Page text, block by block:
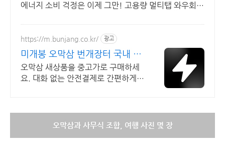
에너지 소비 걱정은 이제 그만! 고용량 멀티탭 와우회원
https://m.bunjang.co.kr/ 광고
미개봉 오막삼 번개장터 국내 최
대 브랜드 중고거래
오막삼 새상품을 중고가로 구매하세
요. 대화 없는 안전결제로 간편하게!
업로드
오막삼과 사무식 조합, 여행 사진 몇 장